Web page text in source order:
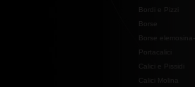
Bordi e Pizzi
Borse
Borse elemosina-
Portacalici
Calici e Pissidi
Calici Molina